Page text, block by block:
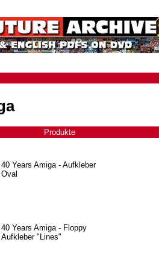
Produkte
40 Years Amiga - Aufkleber
Oval
40 Years Amiga - Floppy
Aufkleber "Lines"